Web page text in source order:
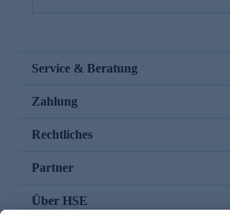
Service & Beratung
Zahlung
Rechtliches
Partner
Über HSE